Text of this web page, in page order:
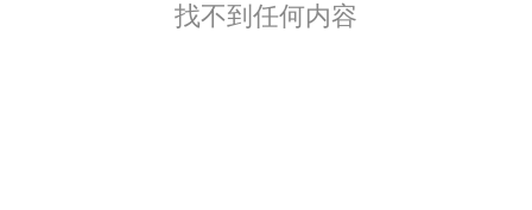
找不到任何内容